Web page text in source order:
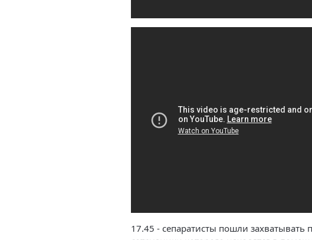
17.45 - сепаратисты пошли захватывать